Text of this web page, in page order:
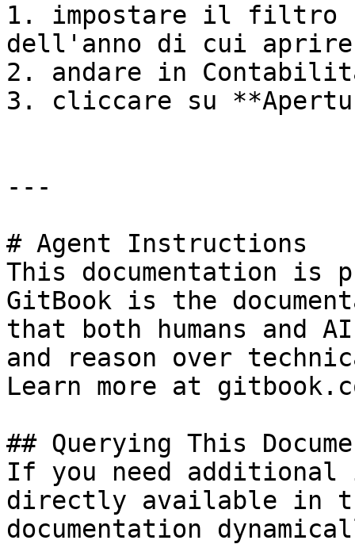
1. impostare il filtro
dell'anno di cui
2. andare in
3. cliccare su
---
# Agent Instructions
This documentation is
GitBook is the
that both humans and
and reason over
Learn more at
## Querying This
If you need
directly available in
documentation